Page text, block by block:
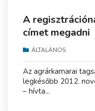
A
címet megadni
ÁLTALÁNOS
Az agrárkamarai
legkésőbb 2012.
– hívta...